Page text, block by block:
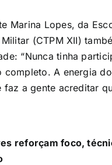
Marina Lopes, da
(CTPM XII)
“Nunca tinha
completo. A energia
faz a gente acreditar
reforçam foco,